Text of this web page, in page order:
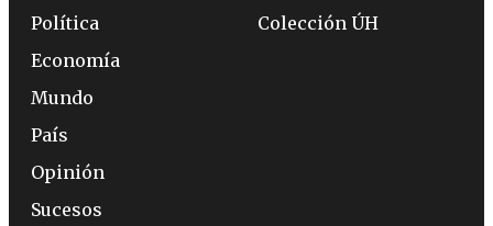
Política
Economía
Mundo
País
Opinión
Sucesos
Colección ÚH